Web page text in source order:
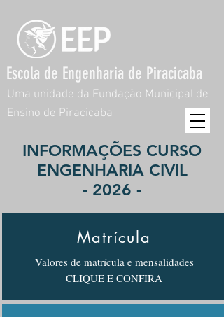
Escola de Engenharia de Piracicaba
Uma unidade da Fundação Municipal de
Ensino de Piracicaba
INFORMAÇÕES CURSO
ENGENHARIA CIVIL
- 2026 -
Matrícula
Valores de matrícula e mensalidades
CLIQUE E CONFIRA